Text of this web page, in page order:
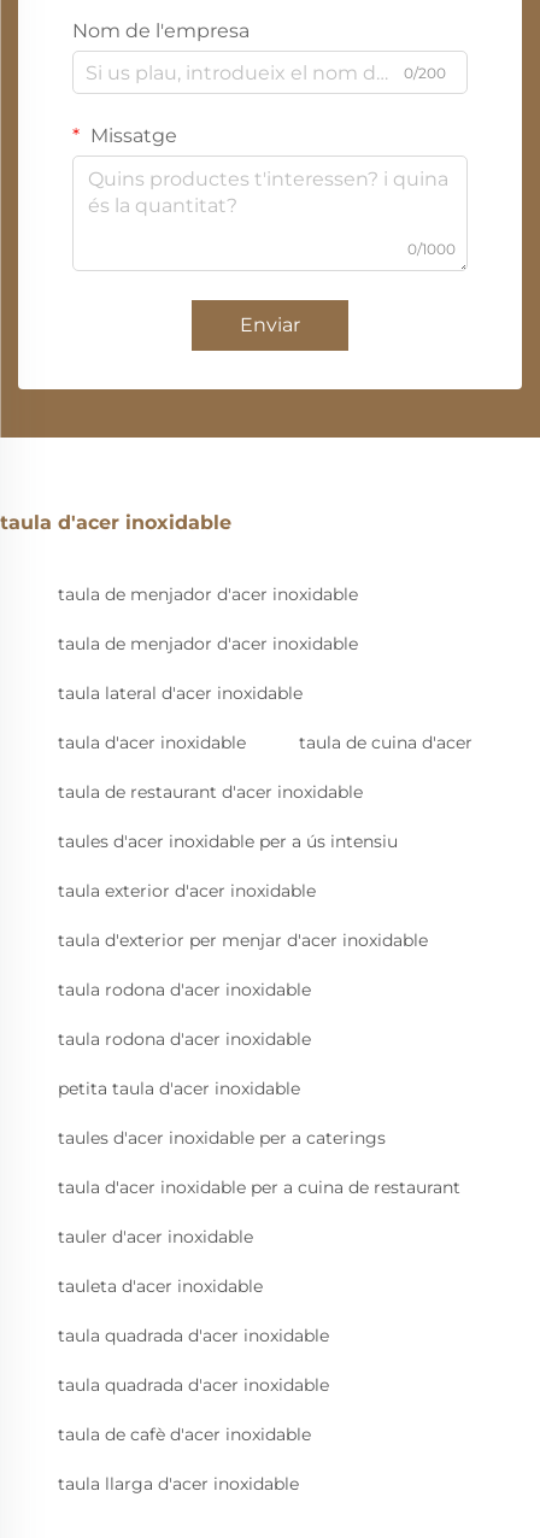
Nom de l'empresa
0/200
Missatge
0/1000
Enviar
taula d'acer inoxidable
taula de menjador d'acer inoxidable
taula de menjador d'acer inoxidable
taula lateral d'acer inoxidable
taula d'acer inoxidable taula de cuina d'acer
taula de restaurant d'acer inoxidable
taules d'acer inoxidable per a ús intensiu
taula exterior d'acer inoxidable
taula d'exterior per menjar d'acer inoxidable
taula rodona d'acer inoxidable
taula rodona d'acer inoxidable
petita taula d'acer inoxidable
taules d'acer inoxidable per a caterings
taula d'acer inoxidable per a cuina de restaurant
tauler d'acer inoxidable
tauleta d'acer inoxidable
taula quadrada d'acer inoxidable
taula quadrada d'acer inoxidable
taula de cafè d'acer inoxidable
taula llarga d'acer inoxidable